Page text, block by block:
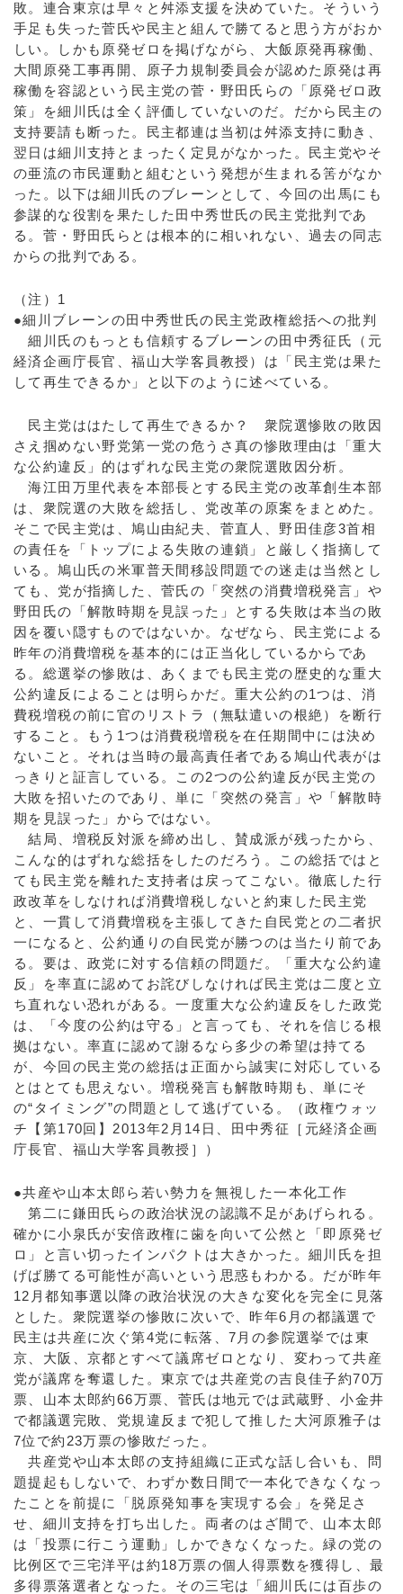
敗。連合東京は早々と舛添支援を決めていた。そういう
手足も失った菅氏や民主と組んで勝てると思う方がおか
しい。しかも原発ゼロを掲げながら、大飯原発再稼働、
大間原発工事再開、原子力規制委員会が認めた原発は再
稼働を容認という民主党の菅・野田氏らの「原発ゼロ政
策」を細川氏は全く評価していないのだ。だから民主の
支持要請も断った。民主都連は当初は舛添支持に動き、
翌日は細川支持とまったく定見がなかった。民主党やそ
の亜流の市民運動と組むという発想が生まれる筈がなか
った。以下は細川氏のブレーンとして、今回の出馬にも
参謀的な役割を果たした田中秀世氏の民主党批判であ
る。菅・野田氏らとは根本的に相いれない、過去の同志
からの批判である。
（注）1
●細川ブレーンの田中秀世氏の民主党政権総括への批判
細川氏のもっとも信頼するブレーンの田中秀征氏（元
経済企画庁長官、福山大学客員教授）は「民主党は果た
して再生できるか」と以下のように述べている。
民主党ははたして再生できるか？ 衆院選惨敗の敗因
さえ掴めない野党第一党の危うさ真の惨敗理由は「重大
な公約違反」的はずれな民主党の衆院選敗因分析。
海江田万里代表を本部長とする民主党の改革創生本部
は、衆院選の大敗を総括し、党改革の原案をまとめた。
そこで民主党は、鳩山由紀夫、菅直人、野田佳彦3首相
の責任を「トップによる失敗の連鎖」と厳しく指摘して
いる。鳩山氏の米軍普天間移設問題での迷走は当然とし
ても、党が指摘した、菅氏の「突然の消費増税発言」や
野田氏の「解散時期を見誤った」とする失敗は本当の敗
因を覆い隠すものではないか。なぜなら、民主党による
昨年の消費増税を基本的には正当化しているからであ
る。総選挙の惨敗は、あくまでも民主党の歴史的な重大
公約違反によることは明らかだ。重大公約の1つは、消
費税増税の前に官のリストラ（無駄遣いの根絶）を断行
すること。もう1つは消費税増税を在任期間中には決め
ないこと。それは当時の最高責任者である鳩山代表がは
っきりと証言している。この2つの公約違反が民主党の
大敗を招いたのであり、単に「突然の発言」や「解散時
期を見誤った」からではない。
結局、増税反対派を締め出し、賛成派が残ったから、
こんな的はずれな総括をしたのだろう。この総括ではと
ても民主党を離れた支持者は戻ってこない。徹底した行
政改革をしなければ消費増税しないと約束した民主党
と、一貫して消費増税を主張してきた自民党との二者択
一になると、公約通りの自民党が勝つのは当たり前であ
る。要は、政党に対する信頼の問題だ。「重大な公約違
反」を率直に認めてお詫びしなければ民主党は二度と立
ち直れない恐れがある。一度重大な公約違反をした政党
は、「今度の公約は守る」と言っても、それを信じる根
拠はない。率直に認めて謝るなら多少の希望は持てる
が、今回の民主党の総括は正面から誠実に対応している
とはとても思えない。増税発言も解散時期も、単にそ
の“タイミング”の問題として逃げている。（政権ウォッ
チ【第170回】2013年2月14日、田中秀征［元経済企画
庁長官、福山大学客員教授］）
●共産や山本太郎ら若い勢力を無視した一本化工作
第二に鎌田氏らの政治状況の認識不足があげられる。
確かに小泉氏が安倍政権に歯を向いて公然と「即原発ゼ
ロ」と言い切ったインパクトは大きかった。細川氏を担
げば勝てる可能性が高いという思惑もわかる。だが昨年
12月都知事選以降の政治状況の大きな変化を完全に見落
とした。衆院選挙の惨敗に次いで、昨年6月の都議選で
民主は共産に次ぐ第4党に転落、7月の参院選挙では東
京、大阪、京都とすべて議席ゼロとなり、変わって共産
党が議席を奪還した。東京では共産党の吉良佳子約70万
票、山本太郎約66万票、菅氏は地元では武蔵野、小金井
で都議選完敗、党規違反まで犯して推した大河原雅子は
7位で約23万票の惨敗だった。
共産党や山本太郎の支持組織に正式な話し合いも、問
題提起もしないで、わずか数日間で一本化できなくなっ
たことを前提に「脱原発知事を実現する会」を発足さ
せ、細川支持を打ち出した。両者のはざ間で、山本太郎
は「投票に行こう運動」しかできなくなった。緑の党の
比例区で三宅洋平は約18万票の個人得票数を獲得し、最
多得票落選者となった。その三宅は「細川氏には百歩の